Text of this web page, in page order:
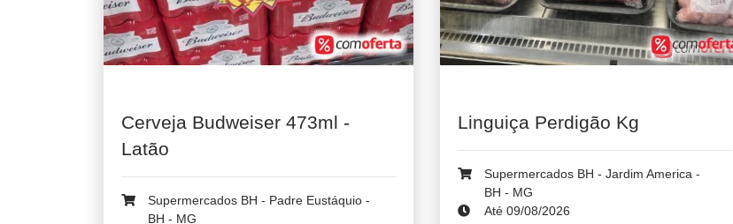
Cerveja Budweiser 473ml -
Latão
Supermercados BH - Padre Eustáquio -
BH - MG
Linguiça Perdigão Kg
Supermercados BH - Jardim America -
BH - MG
Até 09/08/2026